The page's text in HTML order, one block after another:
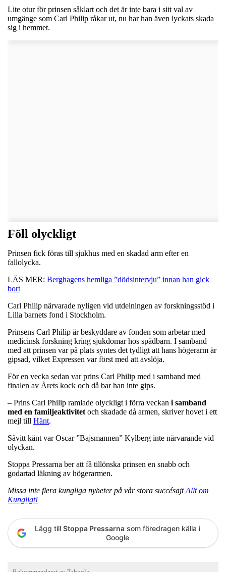
Lite otur för prinsen såklart och det är inte bara i sitt val av
umgänge som Carl Philip råkar ut, nu har han även lyckats skada
sig i hemmet.
Föll olyckligt
Prinsen fick föras till sjukhus med en skadad arm efter en
fallolycka.
LÄS MER: Berghagens hemliga ”dödsintervju” innan han gick
bort
Carl Philip närvarade nyligen vid utdelningen av forskningsstöd i
Lilla barnets fond i Stockholm.
Prinsens Carl Philip är beskyddare av fonden som arbetar med
medicinsk forskning kring sjukdomar hos spädbarn. I samband
med att prinsen var på plats syntes det tydligt att hans högerarm är
gipsad, vilket Expressen var först med att avslöja.
För en vecka sedan var prins Carl Philip med i samband med
finalen av Årets kock och då bar han inte gips.
– Prins Carl Philip ramlade olyckligt i förra veckan i samband
med en familjeaktivitet och skadade då armen, skriver hovet i ett
mejl till Hänt.
Såvitt känt var Oscar ”Bajsmannen” Kylberg inte närvarande vid
olyckan.
Stoppa Pressarna ber att få tillönska prinsen en snabb och
godartad läkning av högerarmen.
Missa inte flera kungliga nyheter på vår stora succésajtAllt om
Kungligt!
Lägg till Stoppa Pressarna som föredragen källa i
Google